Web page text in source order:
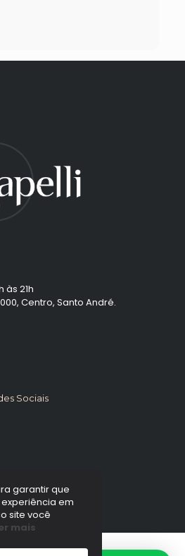
às 21h
Centro, Santo André.
garantir que
em
site você
mais
Sociais